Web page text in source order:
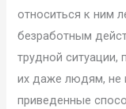
относиться к ним
безработным
трудной
их даже людям, не
приведенные